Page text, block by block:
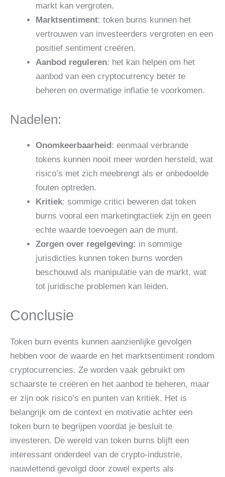
markt kan vergroten.
Marktsentiment: token burns kunnen het
vertrouwen van investeerders vergroten en een
positief sentiment creëren.
Aanbod reguleren: het kan helpen om het
aanbod van een cryptocurrency beter te
beheren en overmatige inflatie te voorkomen.
Nadelen:
Onomkeerbaarheid: eenmaal verbrande
tokens kunnen nooit meer worden hersteld, wat
risico’s met zich meebrengt als er onbedoelde
fouten optreden.
Kritiek: sommige critici beweren dat token
burns vooral een marketingtactiek zijn en geen
echte waarde toevoegen aan de munt.
Zorgen over regelgeving: in sommige
jurisdicties kunnen token burns worden
beschouwd als manipulatie van de markt, wat
tot juridische problemen kan leiden.
Conclusie
Token burn events kunnen aanzienlijke gevolgen
hebben voor de waarde en het marktsentiment rondom
cryptocurrencies. Ze worden vaak gebruikt om
schaarste te creëren en het aanbod te beheren, maar
er zijn ook risico’s en punten van kritiek. Het is
belangrijk om de context en motivatie achter een
token burn te begrijpen voordat je besluit te
investeren. De wereld van token burns blijft een
interessant onderdeel van de crypto-industrie,
nauwlettend gevolgd door zowel experts als